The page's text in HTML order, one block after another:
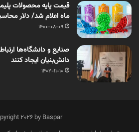
ماه اعلام شد/ دلار محاسباتی
1400-08-09
صنایع و دانشگاه‌ها
دانش‌بنیان ایجاد کنند
1402-11-10
2026 by Baspar